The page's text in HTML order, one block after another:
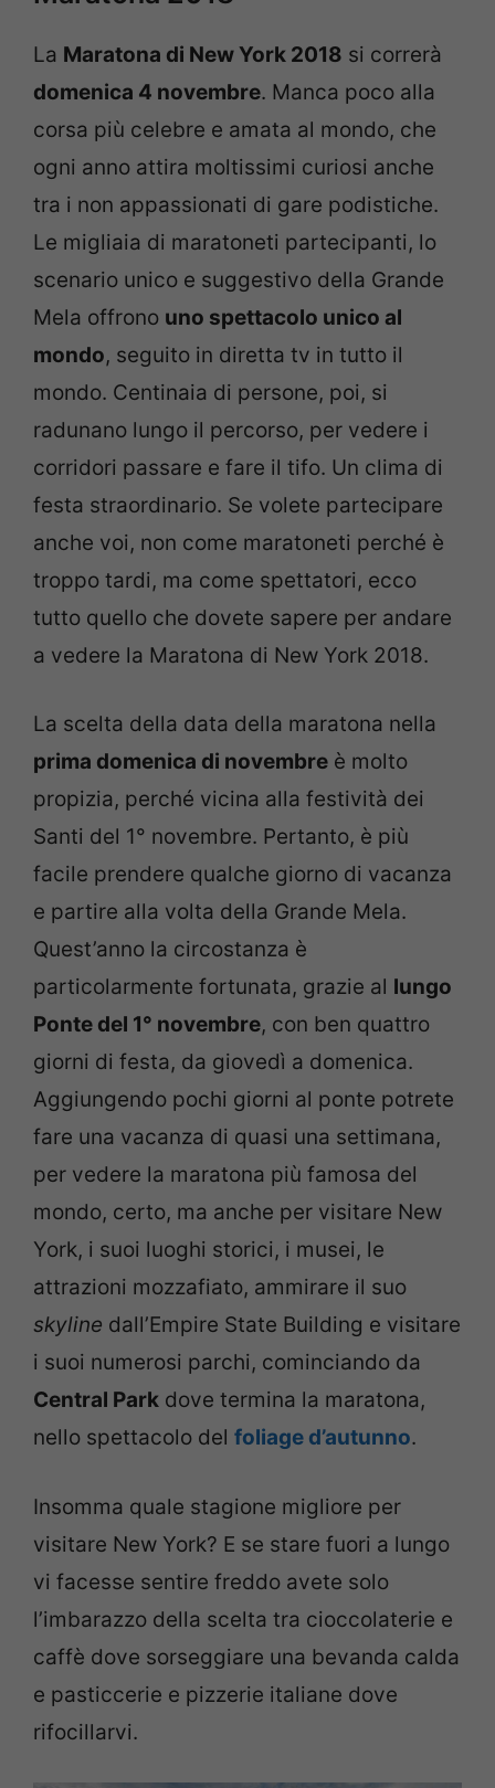
La Maratona di New York 2018 si correrà
domenica 4 novembre. Manca poco alla
corsa più celebre e amata al mondo, che
ogni anno attira moltissimi curiosi anche
tra i non appassionati di gare podistiche.
Le migliaia di maratoneti partecipanti, lo
scenario unico e suggestivo della Grande
Mela offrono uno spettacolo unico al
mondo, seguito in diretta tv in tutto il
mondo. Centinaia di persone, poi, si
radunano lungo il percorso, per vedere i
corridori passare e fare il tifo. Un clima di
festa straordinario. Se volete partecipare
anche voi, non come maratoneti perché è
troppo tardi, ma come spettatori, ecco
tutto quello che dovete sapere per andare
a vedere la Maratona di New York 2018.
La scelta della data della maratona nella
prima domenica di novembre è molto
propizia, perché vicina alla festività dei
Santi del 1° novembre. Pertanto, è più
facile prendere qualche giorno di vacanza
e partire alla volta della Grande Mela.
Quest’anno la circostanza è
particolarmente fortunata, grazie al lungo
Ponte del 1° novembre, con ben quattro
giorni di festa, da giovedì a domenica.
Aggiungendo pochi giorni al ponte potrete
fare una vacanza di quasi una settimana,
per vedere la maratona più famosa del
mondo, certo, ma anche per visitare New
York, i suoi luoghi storici, i musei, le
attrazioni mozzafiato, ammirare il suo
skyline dall’Empire State Building e visitare
i suoi numerosi parchi, cominciando da
Central Park dove termina la maratona,
nello spettacolo del foliage d’autunno.
Insomma quale stagione migliore per
visitare New York? E se stare fuori a lungo
vi facesse sentire freddo avete solo
l’imbarazzo della scelta tra cioccolaterie e
caffè dove sorseggiare una bevanda calda
e pasticcerie e pizzerie italiane dove
rifocillarvi.